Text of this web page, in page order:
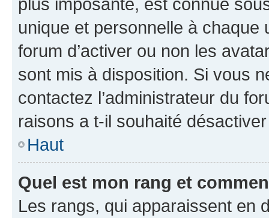
unique et personnelle à chaque
forum d’activer ou non les
sont mis à disposition. Si vous
contactez l’administrateur du
raisons a t-il souhaité
Haut
Quel est mon rang et
Les rangs, qui apparaissent en